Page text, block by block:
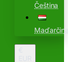
Čeština